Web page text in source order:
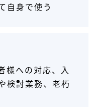
自身で使う
様への対応、入
検討業務、老朽